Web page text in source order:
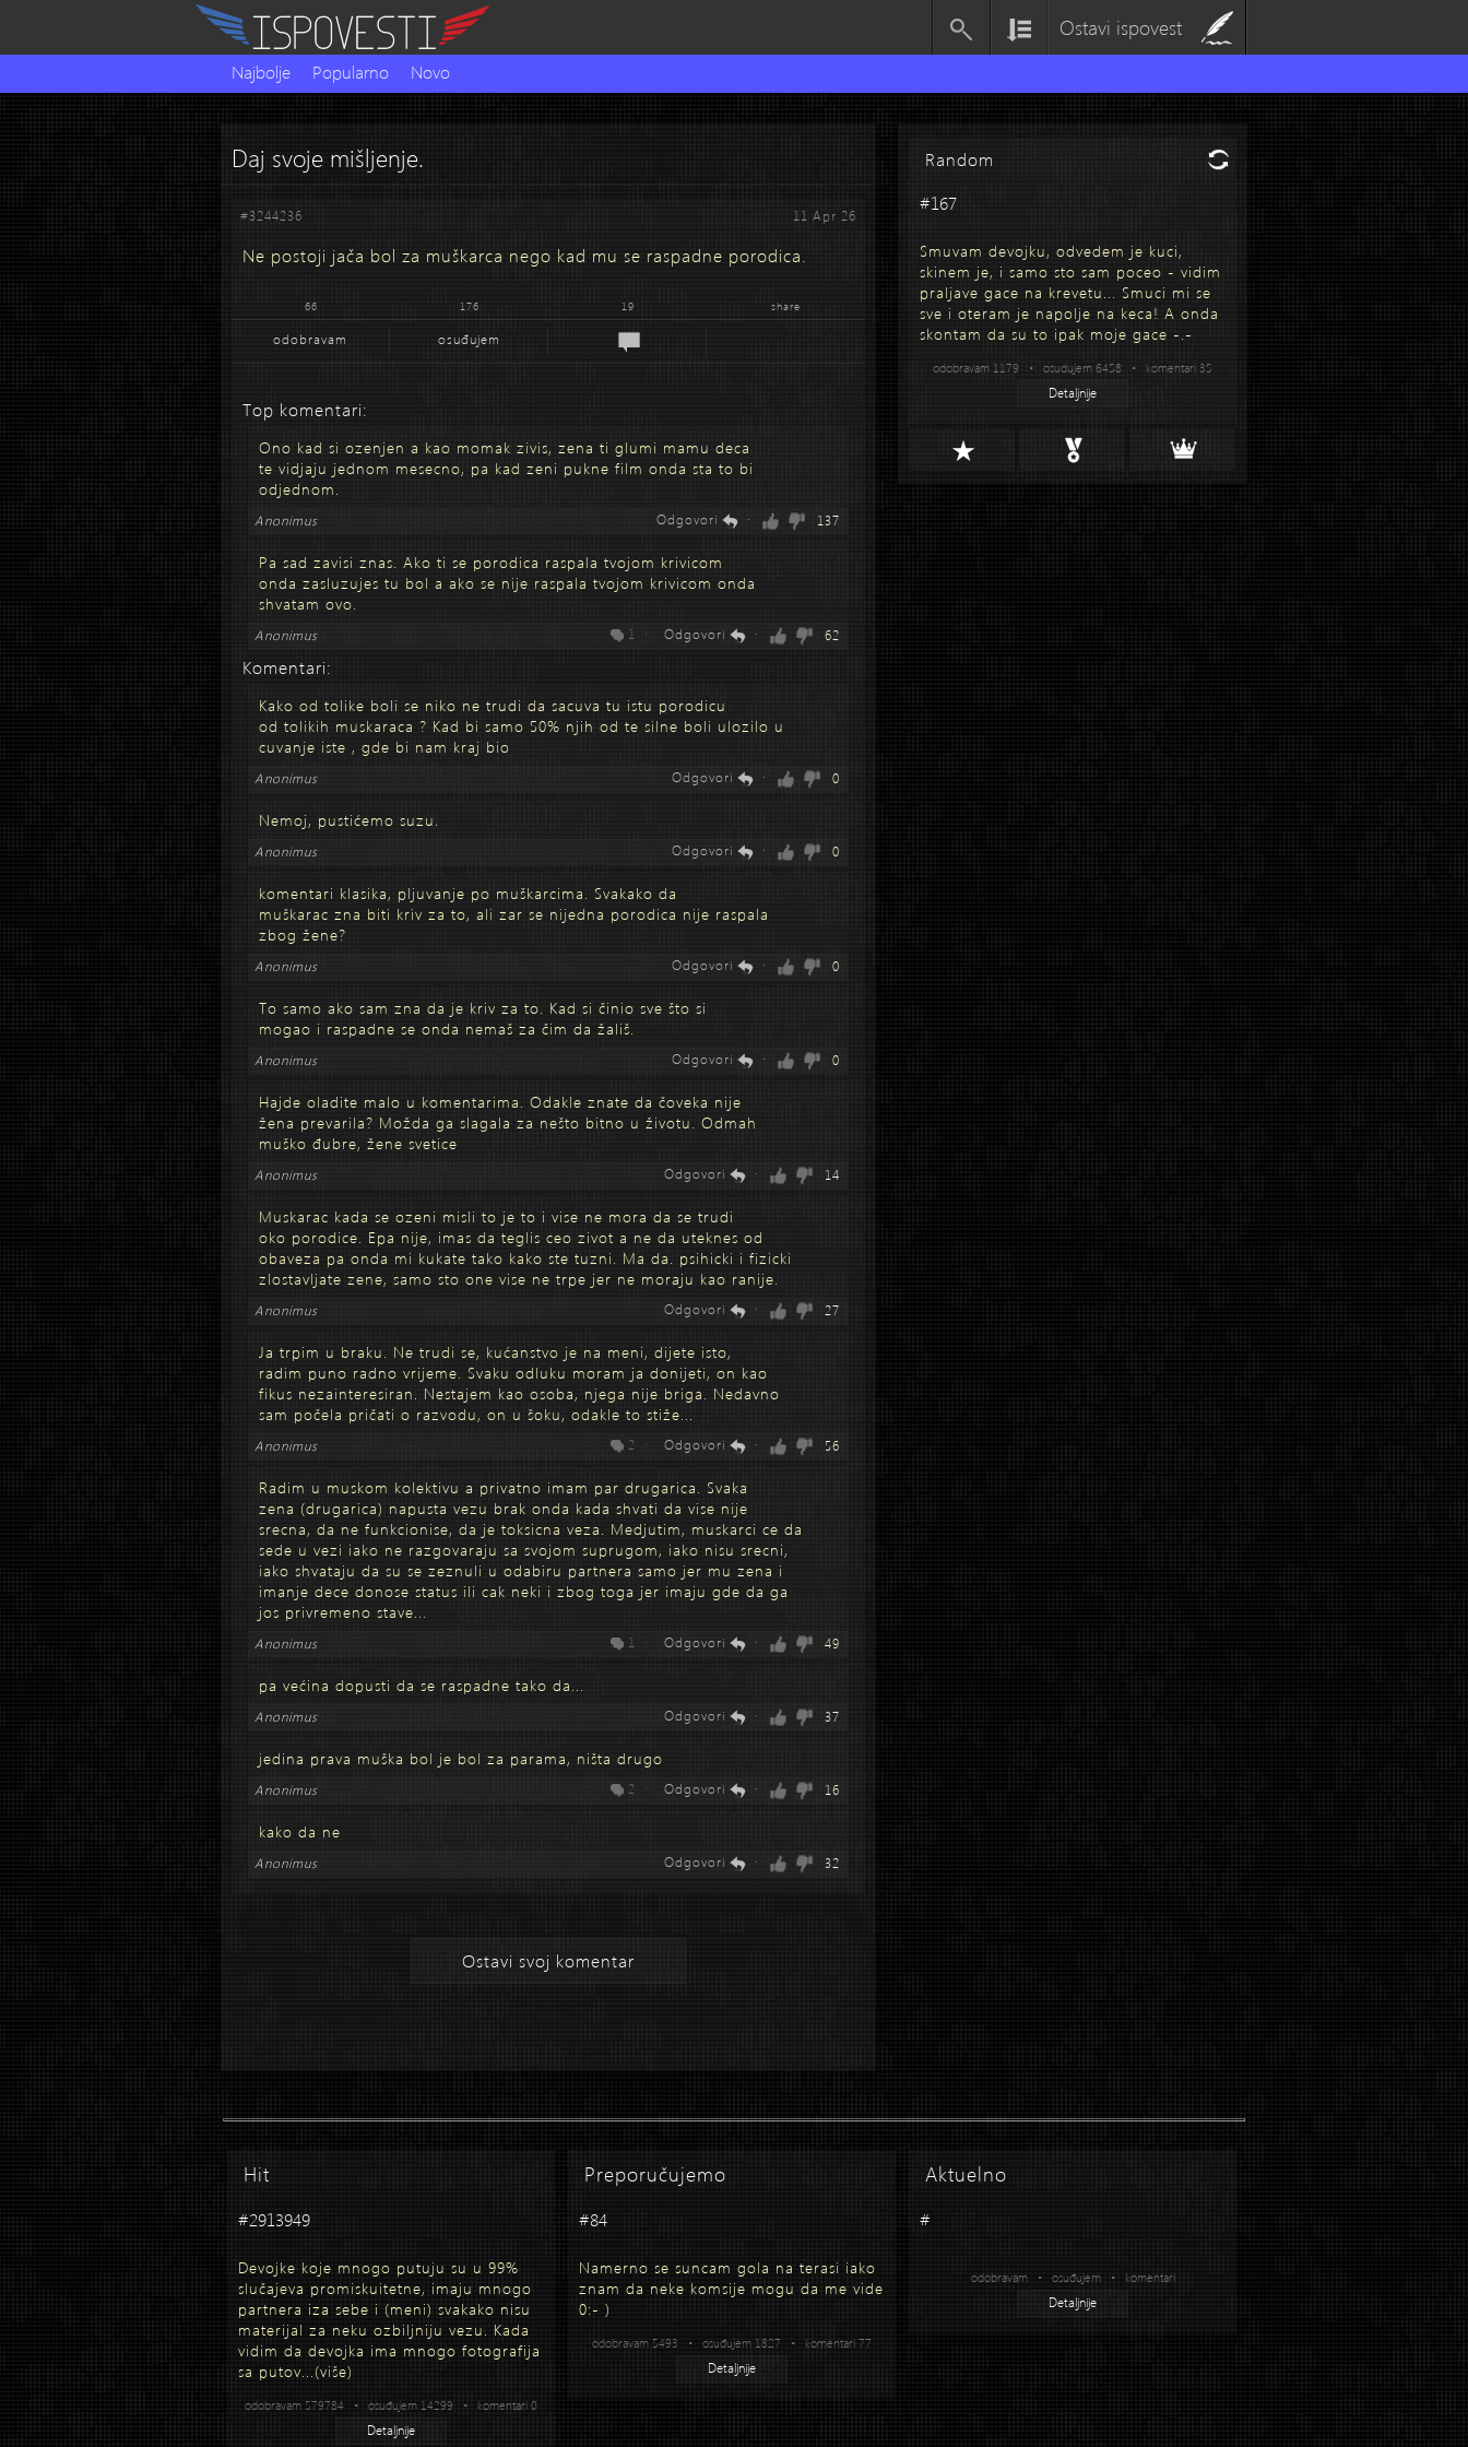
Ostavi ispovest
Najbolje Popularno Novo
Daj svoje mišljenje.
#3244236 11 Apr 26
Ne postoji jača bol za muškarca nego kad mu se raspadne porodica.
66 176 19 share
odobravam osuđujem
Top komentari:
Ono kad si ozenjen a kao momak zivis, zena ti glumi mamu deca
te vidjaju jednom mesecno, pa kad zeni pukne film onda sta to bi
odjednom.
Anonimus 137
Odgovori ·
Pa sad zavisi znas. Ako ti se porodica raspala tvojom krivicom
onda zasluzujes tu bol a ako se nije raspala tvojom krivicom onda
shvatam ovo.
Anonimus 62
Odgovori ·
1 ·
Komentari:
Kako od tolike boli se niko ne trudi da sacuva tu istu porodicu
od tolikih muskaraca ? Kad bi samo 50% njih od te silne boli ulozilo u
cuvanje iste , gde bi nam kraj bio
Anonimus 0
Odgovori ·
Nemoj, pustićemo suzu.
Anonimus 0
Odgovori ·
komentari klasika, pljuvanje po muškarcima. Svakako da
muškarac zna biti kriv za to, ali zar se nijedna porodica nije raspala
zbog žene?
Anonimus 0
Odgovori ·
To samo ako sam zna da je kriv za to. Kad si činio sve što si
mogao i raspadne se onda nemaš za čim da žališ.
Anonimus 0
Odgovori ·
Hajde oladite malo u komentarima. Odakle znate da čoveka nije
žena prevarila? Možda ga slagala za nešto bitno u životu. Odmah
muško đubre, žene svetice
Anonimus 14
Odgovori ·
Muskarac kada se ozeni misli to je to i vise ne mora da se trudi
oko porodice. Epa nije, imas da teglis ceo zivot a ne da uteknes od
obaveza pa onda mi kukate tako kako ste tuzni. Ma da. psihicki i fizicki
zlostavljate zene, samo sto one vise ne trpe jer ne moraju kao ranije.
Anonimus 27
Odgovori ·
Ja trpim u braku. Ne trudi se, kućanstvo je na meni, dijete isto,
radim puno radno vrijeme. Svaku odluku moram ja donijeti, on kao
fikus nezainteresiran. Nestajem kao osoba, njega nije briga. Nedavno
sam počela pričati o razvodu, on u šoku, odakle to stiže...
Anonimus 56
Odgovori ·
2 ·
Radim u muskom kolektivu a privatno imam par drugarica. Svaka
zena (drugarica) napusta vezu brak onda kada shvati da vise nije
srecna, da ne funkcionise, da je toksicna veza. Medjutim, muskarci ce da
sede u vezi iako ne razgovaraju sa svojom suprugom, iako nisu srecni,
iako shvataju da su se zeznuli u odabiru partnera samo jer mu zena i
imanje dece donose status ili cak neki i zbog toga jer imaju gde da ga
jos privremeno stave...
Anonimus 49
Odgovori ·
1 ·
pa većina dopusti da se raspadne tako da...
Anonimus 37
Odgovori ·
jedina prava muška bol je bol za parama, ništa drugo
Anonimus 16
Odgovori ·
2 ·
kako da ne
Anonimus 32
Odgovori ·
Ostavi svoj komentar
Random
#167
Smuvam devojku, odvedem je kuci,
skinem je, i samo sto sam poceo - vidim
praljave gace na krevetu... Smuci mi se
sve i oteram je napolje na keca! A onda
skontam da su to ipak moje gace -.-
odobravam 1179 • osudujem 6458 • komentari 35
Detaljnije
Hit
#2913949
Devojke koje mnogo putuju su u 99%
slučajeva promiskuitetne, imaju mnogo
partnera iza sebe i (meni) svakako nisu
materijal za neku ozbiljniju vezu. Kada
vidim da devojka ima mnogo fotografija
sa putov...(više)
odobravam 579784 • osuđujem 14299 • komentari 0
Detaljnije
Preporučujemo
#84
Namerno se suncam gola na terasi iako
znam da neke komsije mogu da me vide
0:- )
odobravam 5493 • osuđujem 1827 • komentari 77
Detaljnije
Aktuelno
#
odobravam • osuđujem • komentari
Detaljnije